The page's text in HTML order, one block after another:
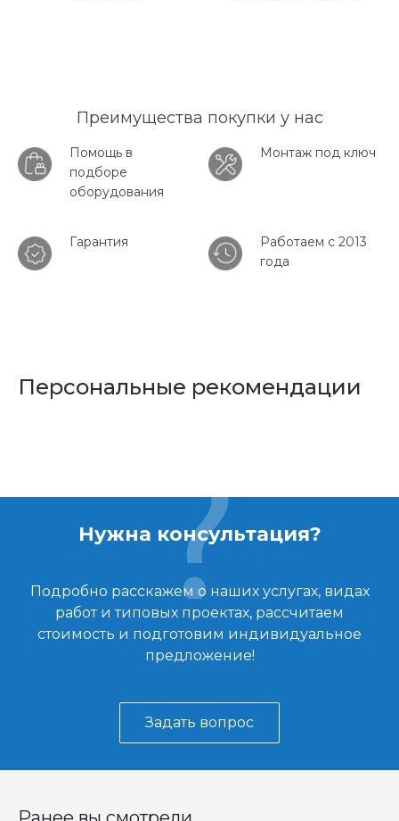
Преимущества покупки у нас
Помощь в
подборе
оборудования
Монтаж под ключ
Гарантия
Работаем с 2013
года
Персональные рекомендации
Нужна консультация?
Подробно расскажем о наших услугах, видах
работ и типовых проектах, рассчитаем
стоимость и подготовим индивидуальное
предложение!
Задать вопрос